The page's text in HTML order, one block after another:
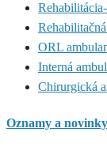
ORL
Interná
Chirurgická
Oznamy a novinky